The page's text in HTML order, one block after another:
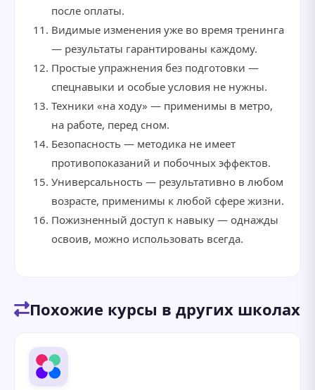
после оплаты.
Видимые изменения уже во время тренинга
— результаты гарантированы каждому.
Простые упражнения без подготовки —
спецнавыки и особые условия не нужны.
Техники «на ходу» — применимы в метро,
на работе, перед сном.
Безопасность — методика не имеет
противопоказаний и побочных эффектов.
Универсальность — результативно в любом
возрасте, применимы к любой сфере жизни.
Пожизненный доступ к навыку — однажды
освоив, можно использовать всегда.
Похожие курсы в других школах